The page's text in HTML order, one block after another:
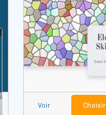
Voir Choisir